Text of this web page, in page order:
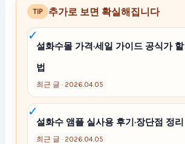
TIP 추가로 보면 확실해집니다
설화수몰 가격·세일 가이드 공식가
법
최근 글 · 2026.04.05
설화수 앰플 실사용 후기·장단점 정리
최근 글 · 2026.04.05